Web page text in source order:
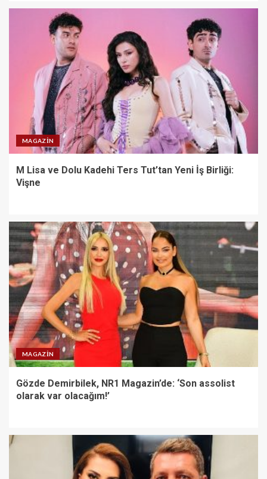
MAGAZIN
M Lisa ve Dolu Kadehi Ters Tut’tan Yeni İş Birliği:
Vişne
MAGAZIN
Gözde Demirbilek, NR1 Magazin’de: ‘Son assolist
olarak var olacağım!’